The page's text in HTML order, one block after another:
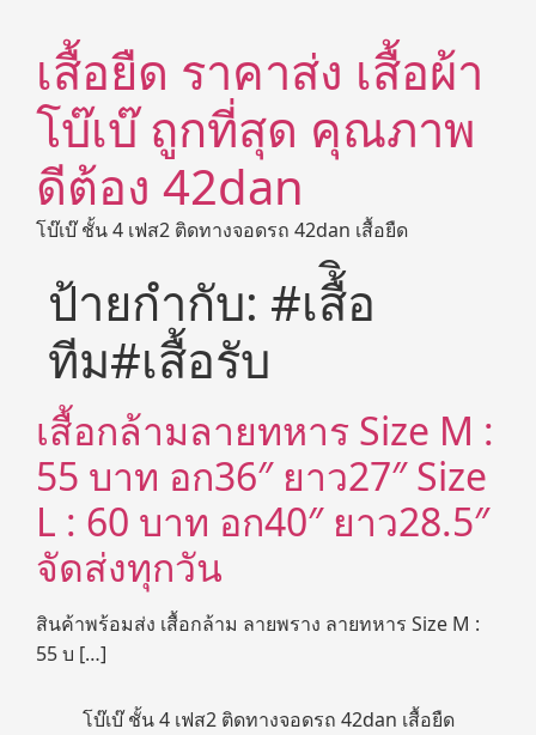
เสื้อยืด ราคาส่ง เสื้อผ้า
โบ๊เบ๊ ถูกที่สุด คุณภาพ
ดีต้อง 42dan
โบ๊เบ๊ ชั้น 4 เฟส2 ติดทางจอดรถ 42dan เสื้อยืด
ป้ายกำกับ: #เสื้ิอ
ทีม#เสื้อรับ
เสื้อกล้ามลายทหาร Size M :
55 บาท อก36″ ยาว27″ Size
L : 60 บาท อก40″ ยาว28.5″
จัดส่งทุกวัน
สินค้าพร้อมส่ง เสื้อกล้าม ลายพราง ลายทหาร Size M :
55 บ […]
โบ๊เบ๊ ชั้น 4 เฟส2 ติดทางจอดรถ 42dan เสื้อยืด